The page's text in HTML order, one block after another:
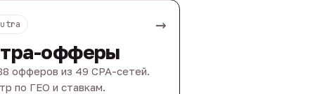
→
офферы
офферов из 49 CPA-сетей.
по ГЕО и ставкам.